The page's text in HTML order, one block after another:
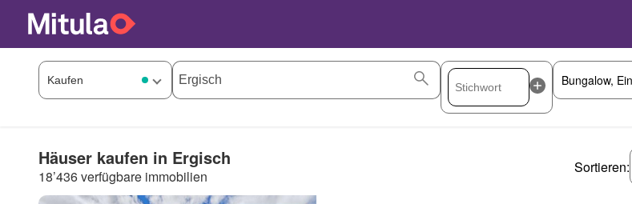
Häuser kaufen in Ergisch
18’436 verfügbare immobilien
Sortieren: